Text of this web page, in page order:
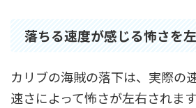
落ちる速度が感じる怖さを
カリブの海賊の落下は、実際の
速さによって怖さが左右されます